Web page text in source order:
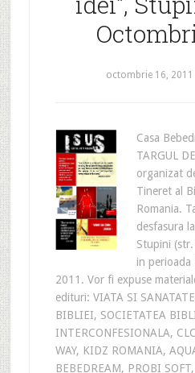
octombrie 16, 2011
Casa
TARGUL
organizat
Tineret al
Romania.
desfasura
Stupini
in
2011. Vor fi expuse
edituri: VIATA SI
BIBLIEI, SOCIETATEA
INTERCONFESIONALA,
WAY, KIDZ ROMANIA,
BEBEDREAM, PROBI